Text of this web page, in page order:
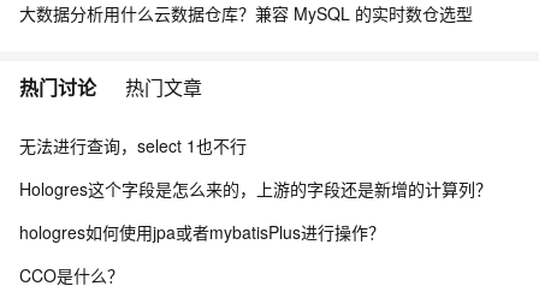
大数据分析用什么云数据仓库？兼容 MySQL 的实时数仓选型
热门讨论 热门文章
无法进行查询，select 1也不行
Hologres这个字段是怎么来的，上游的字段还是新增的计算列？
hologres如何使用jpa或者mybatisPlus进行操作？
CCO是什么？